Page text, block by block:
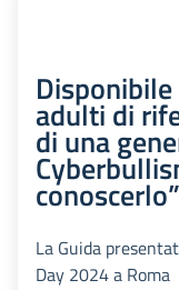
adulti di
di una
conoscerlo”
La Guida
Day 2024 a Roma